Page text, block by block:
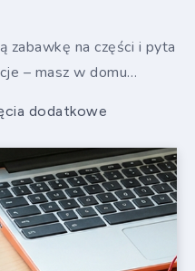
zabawkę na części i pyta
– masz w domu…
dodatkowe